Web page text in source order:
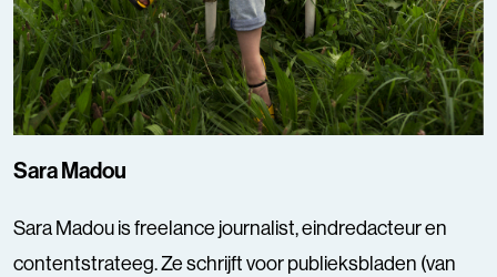
Sara Madou
Sara Madou is freelance journalist, eindredacteur en
contentstrateeg. Ze schrijft voor publieksbladen (van